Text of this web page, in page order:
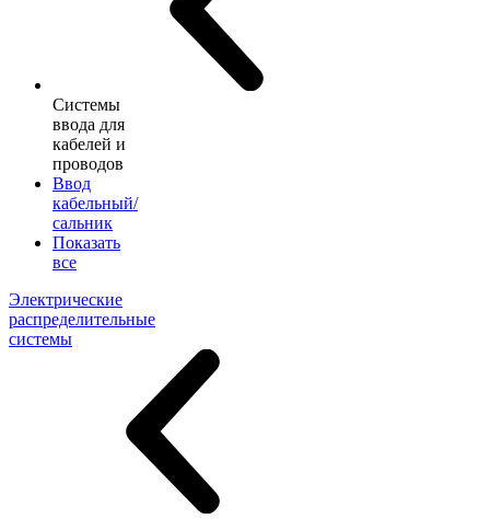
Системы
ввода для
кабелей и
проводов
Ввод
кабельный/
сальник
Показать
все
Электрические
распределительные
системы